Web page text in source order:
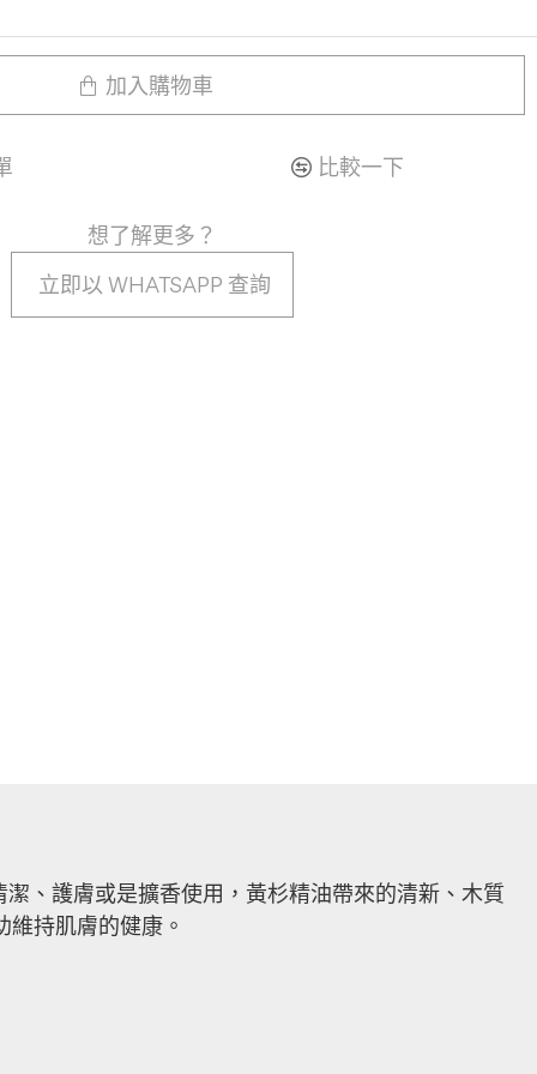
加入購物車
比較一下
想了解更多？
立即以 WHATSAPP 查詢
、護膚或是擴香使用，黃杉精油帶來的清新、木質
持肌膚的健康。